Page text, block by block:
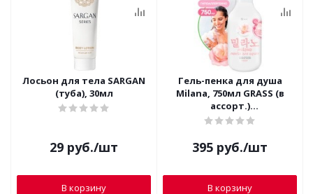
Лосьон для тела SARGAN
(туба), 30мл
29 руб./шт
В корзину
Гель-пенка для душа
Milana, 750мл GRASS (в
ассорт.)
125464/125465/125466
395 руб./шт
В корзину